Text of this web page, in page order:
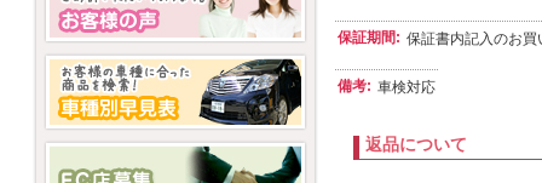
保証期間: 保証書内記入のお
備考: 車検対応
返品について